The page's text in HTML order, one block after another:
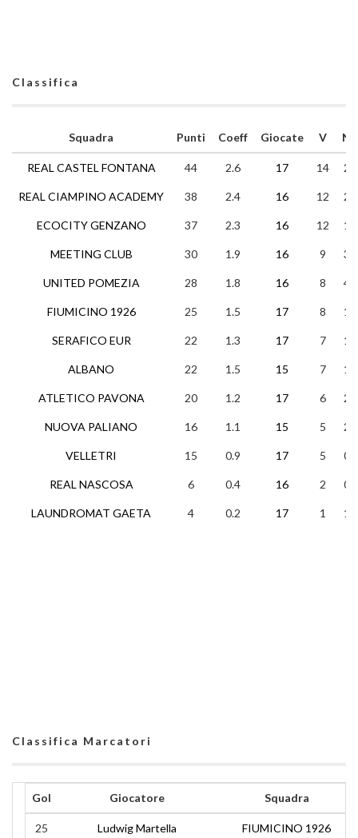
Classifica
Squadra
REAL CASTEL FONTANA
REAL CIAMPINO ACADEMY
ECOCITY GENZANO
MEETING CLUB
UNITED POMEZIA
FIUMICINO 1926
SERAFICO EUR
ALBANO
ATLETICO PAVONA
NUOVA PALIANO
VELLETRI
REAL NASCOSA
LAUNDROMAT GAETA
Punti Coeff Giocate V N
44 2.6 17 14 2
38 2.4 16 12 2
37 2.3 16 12 1
30 1.9 16 9 3
28 1.8 16 8 4
25 1.5 17 8 1
22 1.3 17 7 1
22 1.5 15 7 1
20 1.2 17 6 2
16 1.1 15 5 2
15 0.9 17 5 0
6 0.4 16 2 0
4 0.2 17 1 1
Classifica Marcatori
Gol Giocatore Squadra
25 Ludwig Martella FIUMICINO 1926